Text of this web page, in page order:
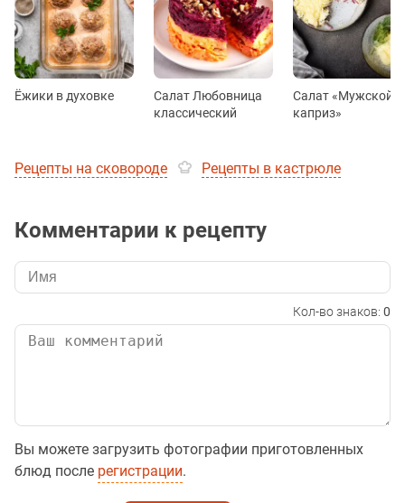
Ёжики в духовке
Салат Любовница
классический
Салат «Мужской
каприз»
Рецепты на сковороде Рецепты в кастрюле
Комментарии к рецепту
Кол-во знаков: 0
Вы можете загрузить фотографии приготовленных
блюд после регистрации.